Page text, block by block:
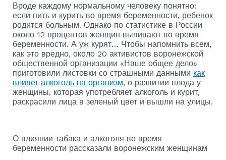
Вроде каждому нормальному человеку понятно:
если пить и курить во время беременности, ребенок
родится больным. Однако по статистике в России
около 12 процентов женщин выпивают во время
беременности. А уж курят… Чтобы напомнить всем,
как это вредно, около 20 активистов воронежской
общественной организации «Наше общее дело»
приготовили листовки со страшными данными как
влияет алкоголь на организм, о развитии плода у
женщины, которая употребляет алкоголь и курит,
раскрасили лица в зеленый цвет и вышли на улицы.
О влиянии табака и алкоголя во время
беременности рассказали воронежским женщинам